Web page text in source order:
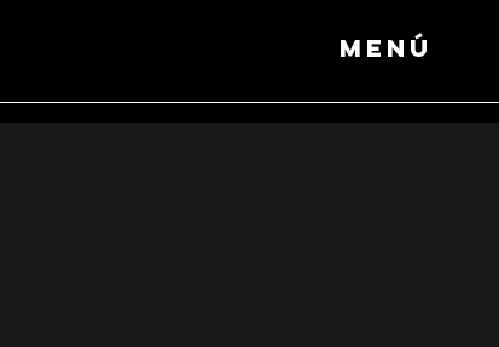
Menú